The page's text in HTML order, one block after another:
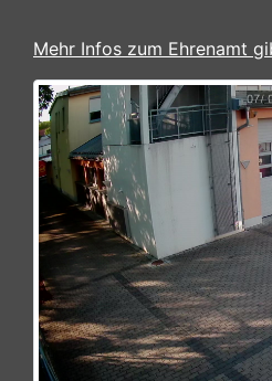
Mehr Infos zum Ehrenamt